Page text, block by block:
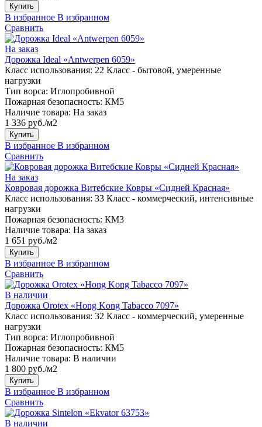
Купить
В избранное В избранном
Сравнить
На заказ
Дорожка Ideal «Antwerpen 6059»
Класс использования: 22 Класс - бытовой, умеренные
нагрузки
Тип ворса: Иглопробивной
Пожарная безопасность: КМ5
Наличие товара: На заказ
1 336 руб./м2
Купить
В избранное В избранном
Сравнить
На заказ
Ковровая дорожка Витебские Ковры «Сидней Красная»
Класс использования: 33 Класс - коммерческий, интенсивные
нагрузки
Пожарная безопасность: КМ3
Наличие товара: На заказ
1 651 руб./м2
Купить
В избранное В избранном
Сравнить
В наличии
Дорожка Orotex «Hong Kong Tabacco 7097»
Класс использования: 32 Класс - коммерческий, умеренные
нагрузки
Тип ворса: Иглопробивной
Пожарная безопасность: КМ5
Наличие товара: В наличии
1 800 руб./м2
Купить
В избранное В избранном
Сравнить
В наличии